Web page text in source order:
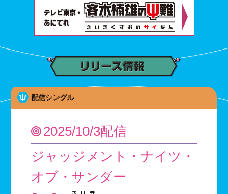
配信シングル
2025/10/3配信
ジャッジメント・ナイツ・
オブ・サンダー